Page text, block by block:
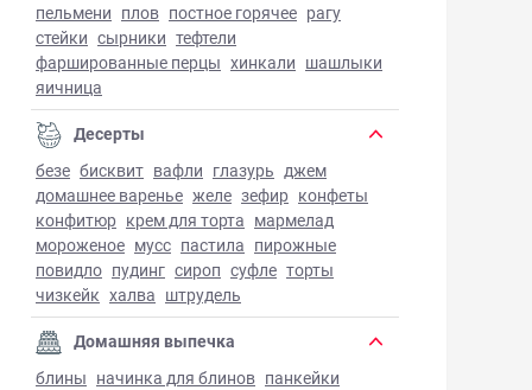
пельмени плов постное горячее рагу
стейки сырники тефтели
фаршированные перцы хинкали шашлыки
яичница
Десерты
безе бисквит вафли глазурь джем
домашнее варенье желе зефир конфеты
конфитюр крем для торта мармелад
мороженое мусс пастила пирожные
повидло пудинг сироп суфле торты
чизкейк халва штрудель
Домашняя выпечка
блины начинка для блинов панкейки